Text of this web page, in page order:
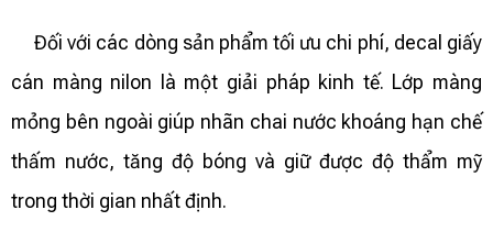
Đối với các dòng sản phẩm tối ưu chi phí, decal giấy
cán màng nilon là một giải pháp kinh tế. Lớp màng
mỏng bên ngoài giúp nhãn chai nước khoáng hạn chế
thấm nước, tăng độ bóng và giữ được độ thẩm mỹ
trong thời gian nhất định.